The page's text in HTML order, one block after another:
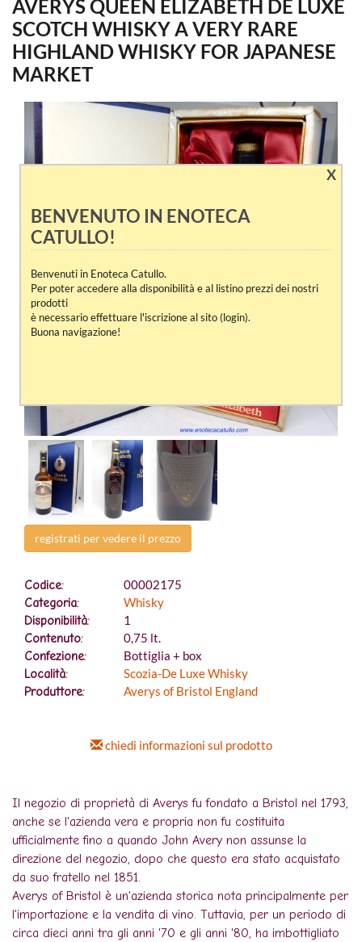
AVERYS QUEEN ELIZABETH DE LUXE
SCOTCH WHISKY A VERY RARE
HIGHLAND WHISKY FOR JAPANESE
MARKET
registrati per vedere il prezzo
Codice:
00002175
Categoria:
Whisky
Disponibilità:
1
Contenuto:
0,75 lt.
Confezione:
Bottiglia + box
Località:
Scozia-De Luxe Whisky
Produttore:
Averys of Bristol England
chiedi informazioni sul prodotto
Il negozio di proprietà di Averys fu fondato a Bristol nel 1793,
anche se l'azienda vera e propria non fu costituita
ufficialmente fino a quando John Avery non assunse la
direzione del negozio, dopo che questo era stato acquistato
da suo fratello nel 1851.
Averys of Bristol è un'azienda storica nota principalmente per
l'importazione e la vendita di vino. Tuttavia, per un periodo di
circa dieci anni tra gli anni '70 e gli anni '80, ha imbottigliato
X
BENVENUTO IN ENOTECA
CATULLO!
Benvenuti in Enoteca Catullo.
Per poter accedere alla disponibilità e al listino prezzi dei nostri
prodotti
è necessario effettuare l'iscrizione al sito (login).
Buona navigazione!